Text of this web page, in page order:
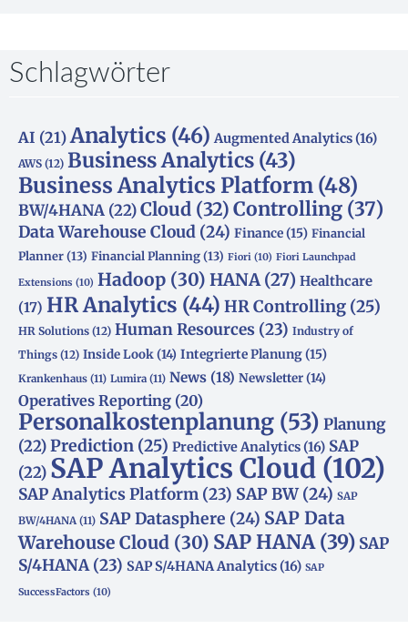
Schlagwörter
AI (21) Analytics (46) Augmented Analytics(16)
AWS (12) Business Analytics (43)
Business Analytics Platform (48)
BW/4HANA (22)Cloud (32) Controlling (37)
Data Warehouse Cloud (24) Finance(15) Financial
Planner(13) Financial Planning(13) Fiori (10) Fiori Launchpad
Extensions (10) Hadoop (30) HANA (27) Healthcare
(17) HR Analytics (44) HR Controlling (25)
HR Solutions (12) Human Resources (23) Industry of
Things (12) Inside Look(14) Integrierte Planung(15)
Krankenhaus (11) Lumira (11) News (18) Newsletter(14)
Operatives Reporting (20)
Personalkostenplanung (53) Planung
(22)Prediction (25) Predictive Analytics(16) SAP
(22) SAP Analytics Cloud (102)
SAP Analytics Platform (23) SAP BW(24) SAP
BW/4HANA (11) SAP Datasphere (24) SAP Data
Warehouse Cloud (30) SAP HANA(39) SAP
S/4HANA(23) SAP S/4HANA Analytics(16) SAP
SuccessFactors (10)